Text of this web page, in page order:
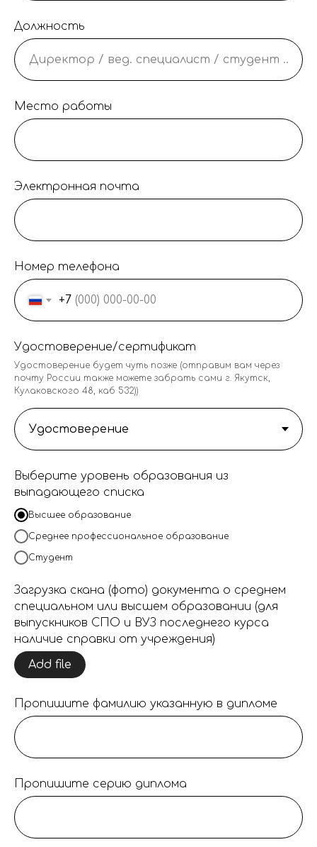
Должность
Место работы
Электронная почта
Номер телефона
+7
Удостоверение/сертификат
Удостоверение будет чуть позже (отправим вам через
почту России также можете забрать сами г. Якутск,
Кулаковского 48, каб 532))
Выберите уровень образования из
выпадающего списка
Высшее образование
Среднее профессиональное образование
Студент
Загрузка скана (фото) документа о среднем
специальном или высшем образовании (для
выпускников СПО и ВУЗ последнего курса
наличие справки от учреждения)
Add file
Пропишите фамилию указанную в дипломе
Пропишите серию диплома